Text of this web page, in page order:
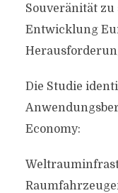
Souveränität zu
Entwicklung
Die Studie
Economy: